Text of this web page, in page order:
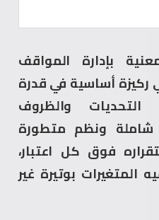
بإدارة المواقف
أساسية في قدرة
والظروف
شاملة ونظم متطورة
فوق كل اعتبار،
بوتيرة غير